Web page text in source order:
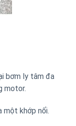
bơm ly tâm đa
motor.
một khớp nối.